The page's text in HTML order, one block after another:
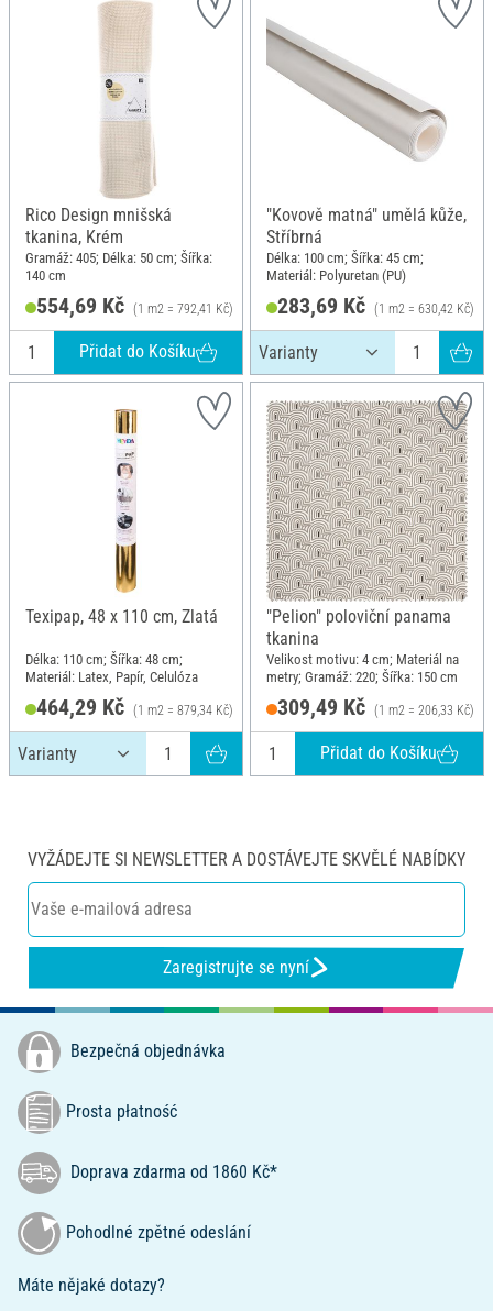
Rico Design mnišská
tkanina, Krém
Gramáž: 405; Délka: 50 cm; Šířka:
140 cm
554,69 Kč (1 m2 = 792,41 Kč)
Přidat do Košíku
"Kovově matná" umělá kůže,
Stříbrná
Délka: 100 cm; Šířka: 45 cm;
Materiál: Polyuretan (PU)
283,69 Kč (1 m2 = 630,42 Kč)
Texipap, 48 x 110 cm, Zlatá
Délka: 110 cm; Šířka: 48 cm;
Materiál: Latex, Papír, Celulóza
464,29 Kč (1 m2 = 879,34 Kč)
"Pelion" poloviční panama
tkanina
Velikost motivu: 4 cm; Materiál na
metry; Gramáž: 220; Šířka: 150 cm
309,49 Kč (1 m2 = 206,33 Kč)
Přidat do Košíku
VYŽÁDEJTE SI NEWSLETTER A DOSTÁVEJTE SKVĚLÉ NABÍDKY
Zaregistrujte se nyní
Bezpečná objednávka
Prosta płatność
Doprava zdarma od 1860 Kč*
Pohodlné zpětné odeslání
Máte nějaké dotazy?